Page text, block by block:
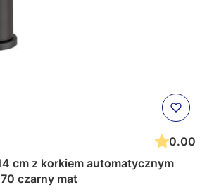
0.00
cm z korkiem automatycznym
czarny mat